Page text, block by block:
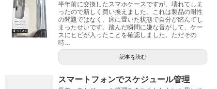
半年前に交換したスマホケースですが、壊れてしま
ったので新しく買い換えました。これは製品の耐性
の問題ではなく、床に置いた状態で自分が踏んでし
まったせいです。踏んだ瞬間に嫌な音がして、ケー
スにヒビが入ったことを確認しました。ただその
時...
記事を読む
スマートフォンでスケジュール管理